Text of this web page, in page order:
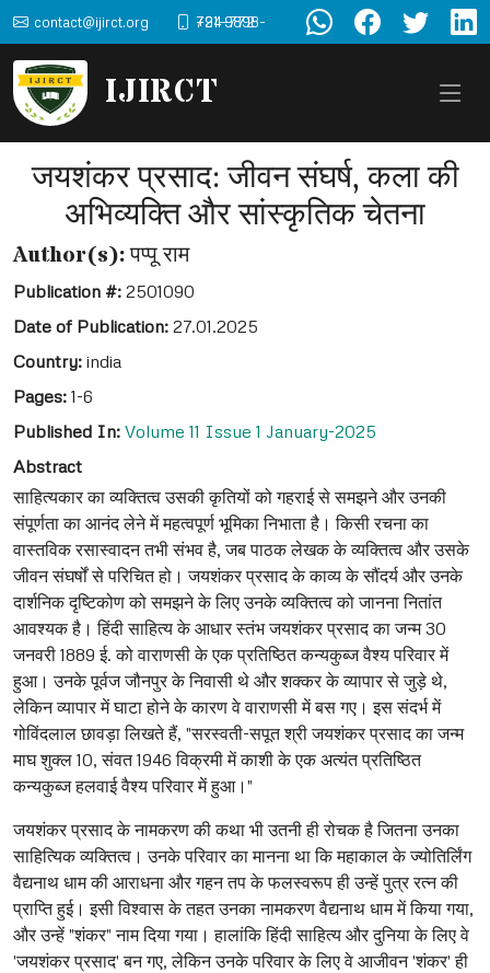
contact@ijirct.org +91-9898-724-772
IJIRCT
जयशंकर प्रसाद: जीवन संघर्ष, कला की
अभिव्यक्ति और सांस्कृतिक चेतना
Author(s):पप्पू राम
Publication #: 2501090
Date of Publication: 27.01.2025
Country: india
Pages: 1-6
Published In: Volume 11 Issue 1 January-2025
Abstract
साहित्यकार का व्यक्तित्व उसकी कृतियों को गहराई से समझने और उनकी
संपूर्णता का आनंद लेने में महत्वपूर्ण भूमिका निभाता है। किसी रचना का
वास्तविक रसास्वादन तभी संभव है, जब पाठक लेखक के व्यक्तित्व और उसके
जीवन संघर्षों से परिचित हो। जयशंकर प्रसाद के काव्य के सौंदर्य और उनके
दार्शनिक दृष्टिकोण को समझने के लिए उनके व्यक्तित्व को जानना नितांत
आवश्यक है। हिंदी साहित्य के आधार स्तंभ जयशंकर प्रसाद का जन्म 30
जनवरी 1889 ई. को वाराणसी के एक प्रतिष्ठित कन्यकुब्ज वैश्य परिवार में
हुआ। उनके पूर्वज जौनपुर के निवासी थे और शक्कर के व्यापार से जुड़े थे,
लेकिन व्यापार में घाटा होने के कारण वे वाराणसी में बस गए। इस संदर्भ में
गोविंदलाल छावड़ा लिखते हैं, "सरस्वती-सपूत श्री जयशंकर प्रसाद का जन्म
माघ शुक्ल 10, संवत 1946 विक्रमी में काशी के एक अत्यंत प्रतिष्ठित
कन्यकुब्ज हलवाई वैश्य परिवार में हुआ।"
जयशंकर प्रसाद के नामकरण की कथा भी उतनी ही रोचक है जितना उनका
साहित्यिक व्यक्तित्व। उनके परिवार का मानना था कि महाकाल के ज्योतिर्लिंग
वैद्यनाथ धाम की आराधना और गहन तप के फलस्वरूप ही उन्हें पुत्र रत्न की
प्राप्ति हुई। इसी विश्वास के तहत उनका नामकरण वैद्यनाथ धाम में किया गया,
और उन्हें "शंकर" नाम दिया गया। हालांकि हिंदी साहित्य और दुनिया के लिए वे
'जयशंकर प्रसाद' बन गए, लेकिन उनके परिवार के लिए वे आजीवन 'शंकर' ही